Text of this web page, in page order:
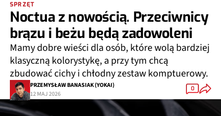
SPRZĘT
Noctua z nowością. Przeciwnicy
brązu i beżu będą zadowoleni
Mamy dobre wieści dla osób, które wolą bardziej
klasyczną kolorystykę, a przy tym chcą
zbudować cichy i chłodny zestaw komptuerowy.
PRZEMYSŁAW BANASIAK (YOKAI)
12 MAJ 2026
0